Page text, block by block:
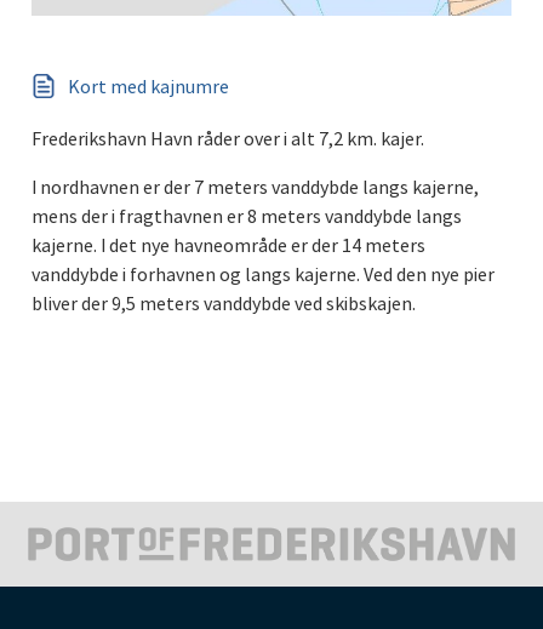
Kort med kajnumre
Frederikshavn Havn råder over i alt 7,2 km. kajer.
I nordhavnen er der 7 meters vanddybde langs kajerne,
mens der i fragthavnen er 8 meters vanddybde langs
kajerne. I det nye havneområde er der 14 meters
vanddybde i forhavnen og langs kajerne. Ved den nye pier
bliver der 9,5 meters vanddybde ved skibskajen.